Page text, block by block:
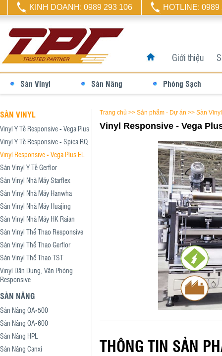
KINH DOANH: 0989 293 106 HOTLINE: 0989
Giới thiệu
Sàn Vinyl Sàn Nâng Phòng Sạch
SÀN VINYL
Vinyl Y Tế Responsive - Vega Plus
Vinyl Y Tế Responsive - Spica RQ
Vinyl Responsive - Vega Plus EL
Sàn Vinyl Y Tế Gerflor
Sàn Vinyl Nhà Máy Starflex
Sàn Vinyl Nhà Máy Hanwha
Sàn Vinyl Nhà Máy Huajing
Sàn Vinyl Nhà Máy HK Raian
Sàn Vinyl Thể Thao Responsive
Sàn Vinyl Thể Thao Gerflor
Sàn Vinyl Thể Thao TST
Vinyl Dân Dụng, Văn Phòng
Responsive
SÀN NÂNG
Sàn Nâng OA-500
Sàn Nâng OA-600
Sàn Nâng HPL
Sàn Nâng Canxi
Trang chủ >> Sản phẩm - Dự án >> Sàn Vinyl
Vinyl Responsive - Vega
THÔNG TIN SẢN